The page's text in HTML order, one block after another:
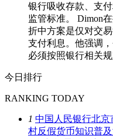
银行吸收存款、支
监管标准。 Dimon
折中方案是仅对交
支付利息。他强调
必须按照银行相关规
今日排行
RANKING TODAY
1 中国人民银行北
村反假货币知识普